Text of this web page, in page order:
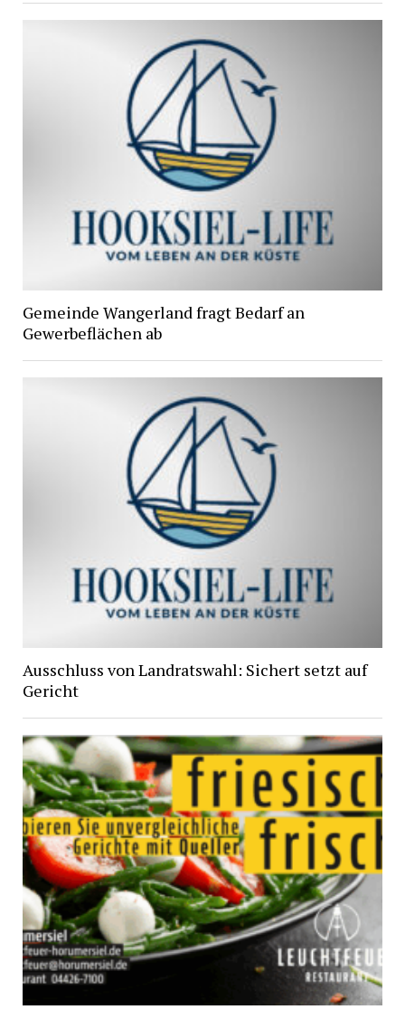
Gemeinde Wangerland fragt Bedarf an
Gewerbeflächen ab
Ausschluss von Landratswahl: Sichert setzt auf
Gericht